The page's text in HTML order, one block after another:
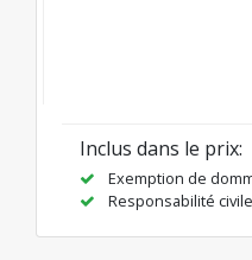
Inclus dans le prix:
Exemption de
Responsabilité civile